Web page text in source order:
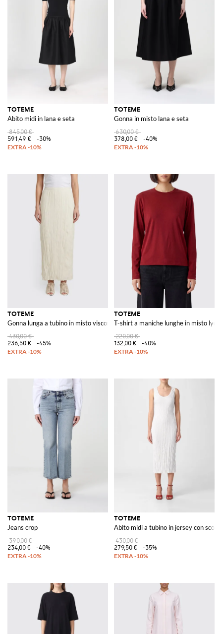
TOTEME
Abito midi in lana e seta
845,00 €
591,49 €
-30%
TOTEME
Gonna in misto lana e seta
630,00 €
378,00 €
-40%
TOTEME
Gonna lunga a tubino in misto viscosa con vita elasticizzata
430,00 €
236,50 €
-45%
TOTEME
T-shirt a maniche lunghe in misto
220,00 €
132,00 €
-40%
TOTEME
Jeans crop
390,00 €
234,00 €
-40%
TOTEME
Abito midi a tubino in jersey con
430,00 €
279,50 €
-35%